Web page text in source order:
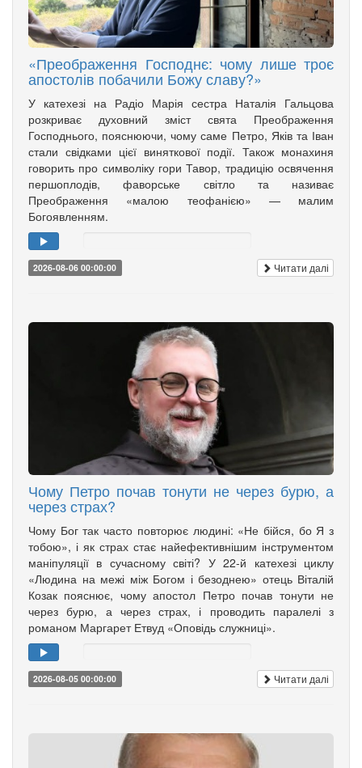
«Преображення Господнє: чому лише троє
апостолів побачили Божу славу?»
У катехезі на Радіо Марія сестра Наталія Гальцова
розкриває духовний зміст свята Преображення
Господнього, пояснюючи, чому саме Петро, Яків та Іван
стали свідками цієї виняткової події. Також монахиня
говорить про символіку гори Тавор, традицію освячення
першоплодів, фаворське світло та називає
Преображення «малою теофанією» — малим
Богоявленням.
2026-08-06 00:00:00 Читати далі
Чому Петро почав тонути не через бурю, а
через страх?
Чому Бог так часто повторює людині: «Не бійся, бо Я з
тобою», і як страх стає найефективнішим інструментом
маніпуляції в сучасному світі? У 22-й катехезі циклу
«Людина на межі між Богом і безоднею» отець Віталій
Козак пояснює, чому апостол Петро почав тонути не
через бурю, а через страх, і проводить паралелі з
романом Маргарет Етвуд «Оповідь служниці».
2026-08-05 00:00:00 Читати далі